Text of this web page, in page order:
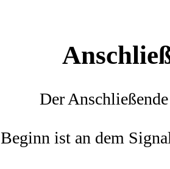
Der
Beginn ist an dem